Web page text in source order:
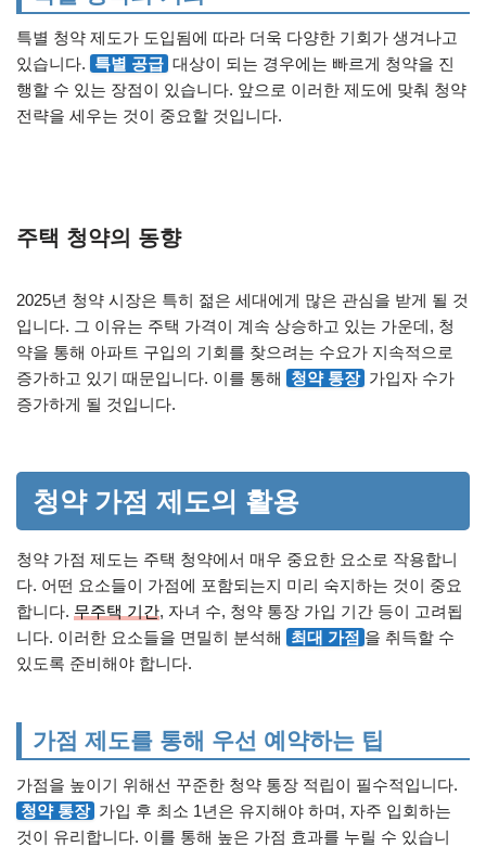
특별 청약 제도가 도입됨에 따라 더욱 다양한 기회가 생겨나고
있습니다. 특별 공급 대상이 되는 경우에는 빠르게 청약을 진
행할 수 있는 장점이 있습니다. 앞으로 이러한 제도에 맞춰 청약
전략을 세우는 것이 중요할 것입니다.
주택 청약의 동향
2025년 청약 시장은 특히 젊은 세대에게 많은 관심을 받게 될 것
입니다. 그 이유는 주택 가격이 계속 상승하고 있는 가운데, 청
약을 통해 아파트 구입의 기회를 찾으려는 수요가 지속적으로
증가하고 있기 때문입니다. 이를 통해
청약 통장 가입자 수가
증가하게 될 것입니다.
청약 가점 제도의 활용
청약 가점 제도는 주택 청약에서 매우 중요한 요소로 작용합니
다. 어떤 요소들이 가점에 포함되는지 미리 숙지하는 것이 중요
합니다. 무주택 기간, 자녀 수, 청약 통장 가입 기간 등이 고려됩
니다. 이러한 요소들을 면밀히 분석해
최대 가점 을 취득할 수
있도록 준비해야 합니다.
가점 제도를 통해 우선 예약하는 팁
가점을 높이기 위해선 꾸준한 청약 통장 적립이 필수적입니다.
청약 통장 가입 후 최소 1년은 유지해야 하며, 자주 입회하는
것이 유리합니다. 이를 통해 높은 가점 효과를 누릴 수 있습니